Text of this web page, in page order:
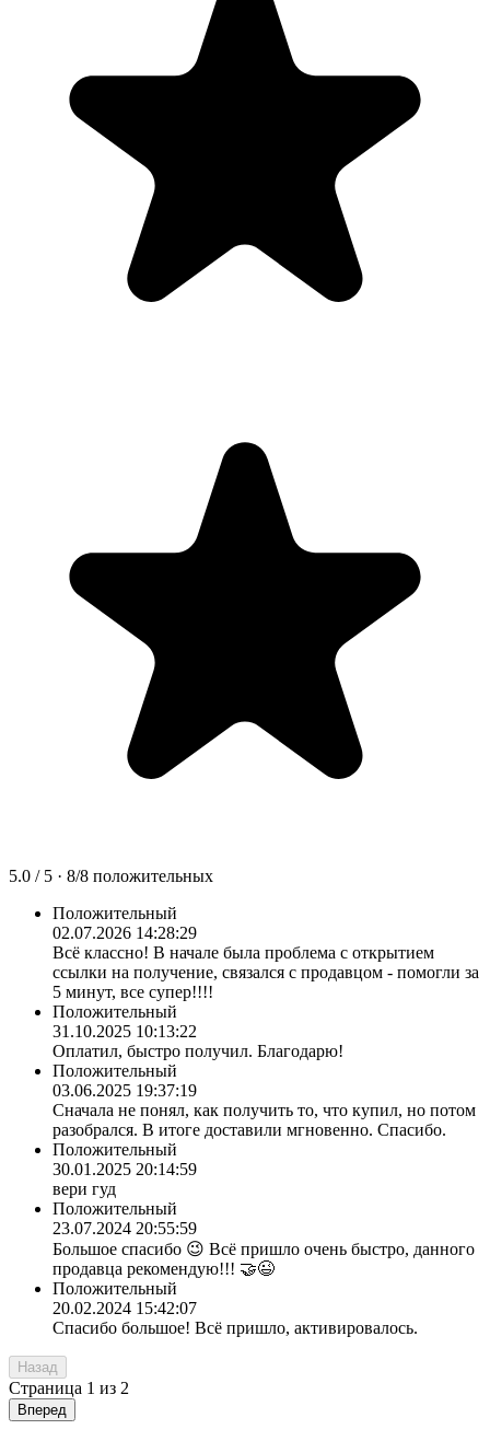
5.0 / 5 · 8/8 положительных
Положительный
02.07.2026 14:28:29
Всё классно! В начале была проблема с открытием
ссылки на получение, связался с продавцом - помогли за
5 минут, все супер!!!!
Положительный
31.10.2025 10:13:22
Оплатил, быстро получил. Благодарю!
Положительный
03.06.2025 19:37:19
Сначала не понял, как получить то, что купил, но потом
разобрался. В итоге доставили мгновенно. Спасибо.
Положительный
30.01.2025 20:14:59
вери гуд
Положительный
23.07.2024 20:55:59
Большое спасибо 😉 Всё пришло очень быстро, данного
продавца рекомендую!!! 🤝😉
Положительный
20.02.2024 15:42:07
Спасибо большое! Всё пришло, активировалось.
Назад
Страница 1 из 2
Вперед